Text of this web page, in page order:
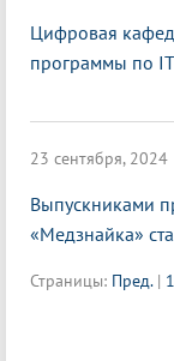
Цифровая
программы по
23 сентября, 2024
Выпускниками
«Медзнайка»
Страницы: Пред. | 1